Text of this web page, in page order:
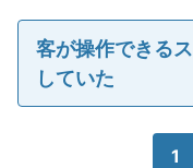
客が操作できる
していた
1